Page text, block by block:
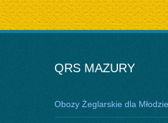
QRS MAZURY
Obozy Żeglarskie dla